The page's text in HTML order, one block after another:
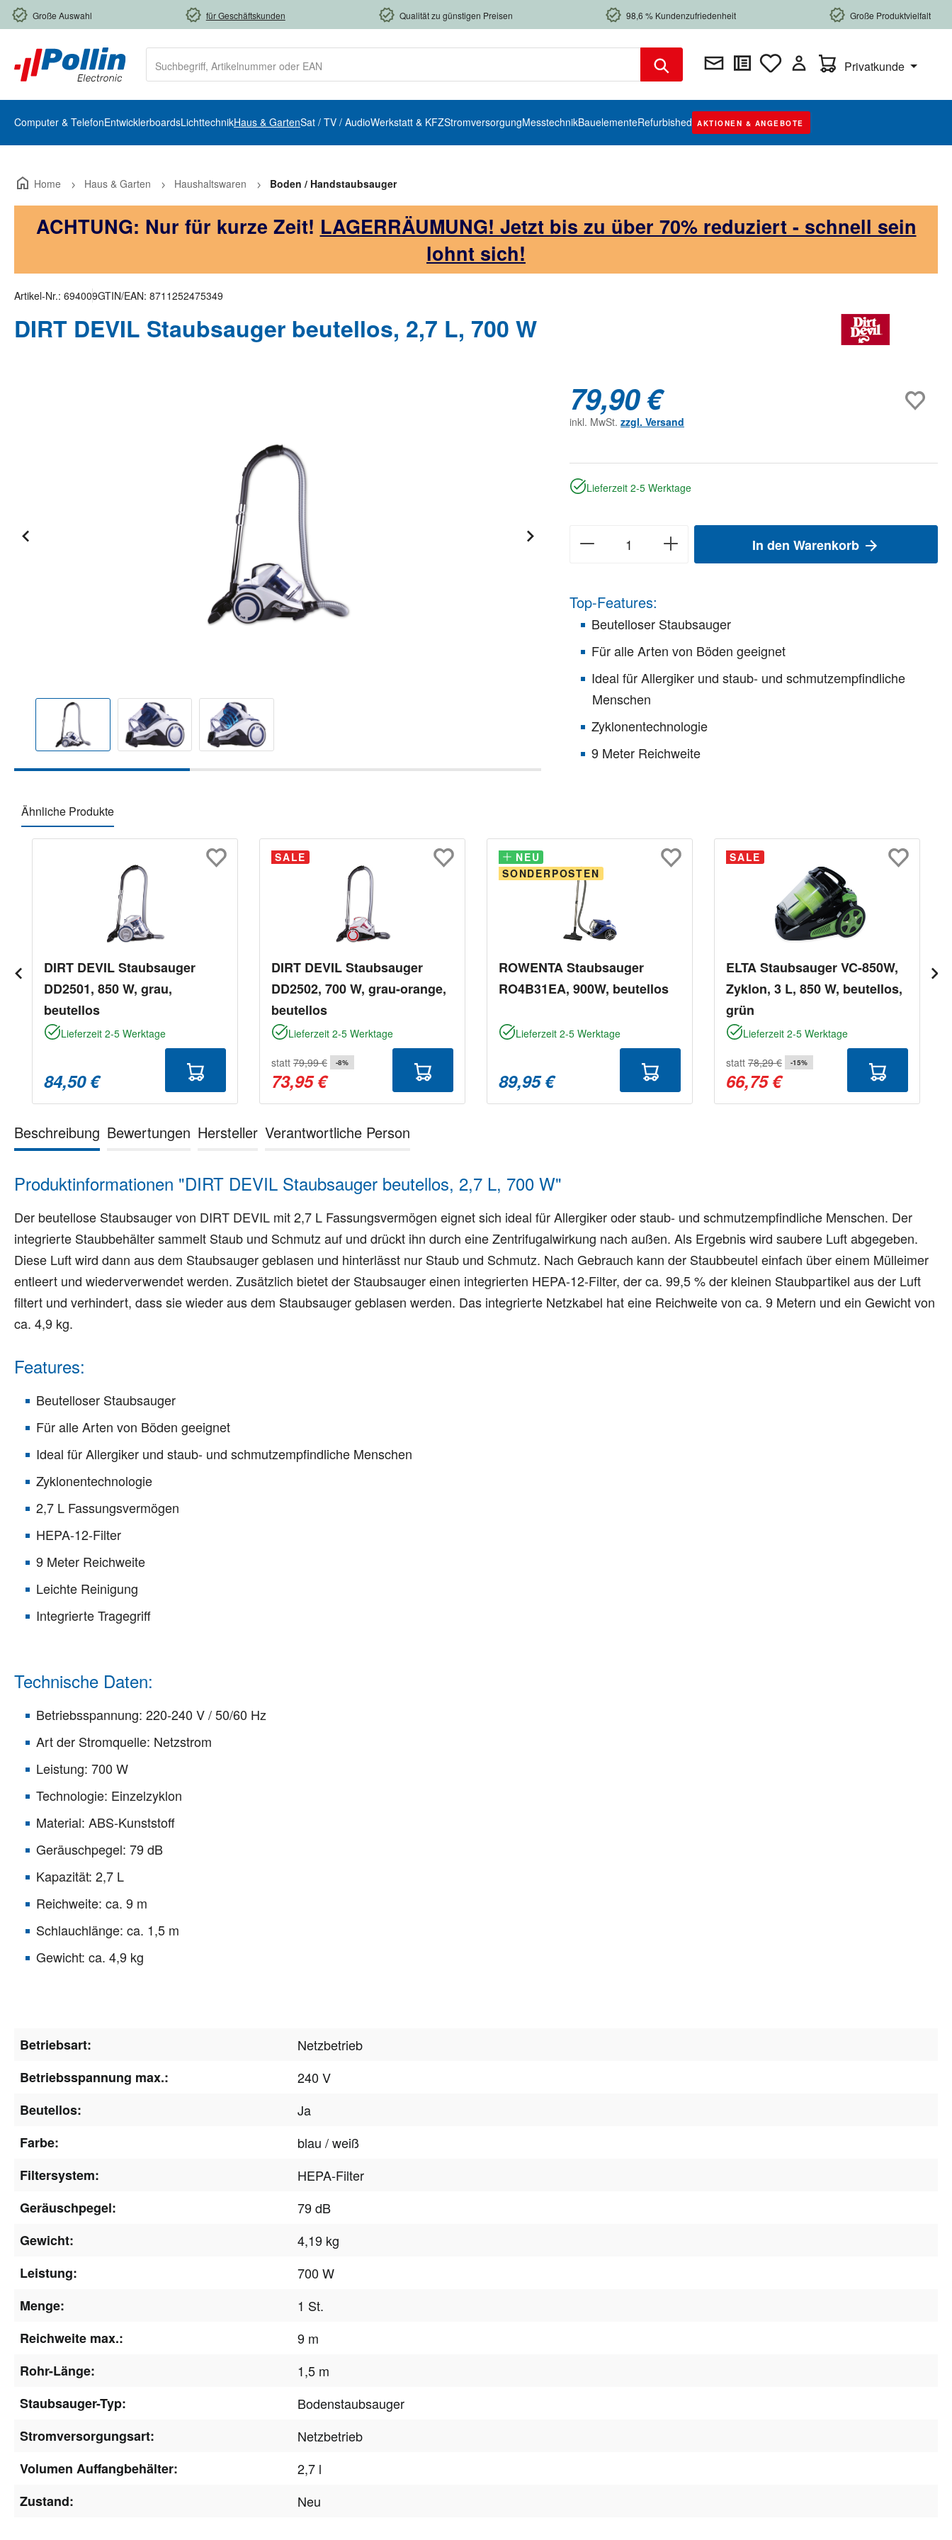
Hauptinhalt springen
Zur Suche springen
Zur Hauptnavigation springen
Große Auswahl für Geschäftskunden Qualität zu günstigen Preisen 98,6 % Kundenzufriedenheit Große Produktvielfalt
Warenkorb enthält 0
Privatkunde
Computer & TelefonEntwicklerboardsLichttechnikHaus & GartenSat / TV / AudioWerkstatt & KFZStromversorgungMesstechnikBauelementeRefurbished AKTIONEN & ANGEBOTE
Home Haus & Garten Haushaltswaren Boden / Handstaubsauger
ACHTUNG: Nur für kurze Zeit! LAGERRÄUMUNG! Jetzt bis zu über 70% reduziert - schnell sein
lohnt sich!
Artikel-Nr.: 694009GTIN/EAN: 8711252475349
DIRT DEVIL Staubsauger beutellos, 2,7 L, 700 W
79,90 €
inkl. MwSt. zzgl. Versand
Lieferzeit 2-5 Werktage
In den Warenkorb
Top-Features:
Beutelloser Staubsauger
Für alle Arten von Böden geeignet
Ideal für Allergiker und staub- und schmutzempfindliche
Menschen
Zyklonentechnologie
9 Meter Reichweite
Ähnliche Produkte
DIRT DEVIL Staubsauger
DD2501, 850 W, grau,
beutellos
Lieferzeit 2-5 Werktage
84,50 €
SALE
DIRT DEVIL Staubsauger
DD2502, 700 W, grau-orange,
beutellos
Lieferzeit 2-5 Werktage
statt 79,99 € -8%
73,95 €
NEU
SONDERPOSTEN
NEU
ROWENTA Staubsauger
RO4B31EA, 900W, beutellos
Lieferzeit 2-5 Werktage
89,95 €
SALE
ELTA Staubsauger VC-850W,
Zyklon, 3 L, 850 W, beutellos,
grün
Lieferzeit 2-5 Werktage
statt 78,29 € -15%
66,75 €
Beschreibung Bewertungen Hersteller Verantwortliche Person
Produktinformationen "DIRT DEVIL Staubsauger beutellos, 2,7 L, 700 W"
Der beutellose Staubsauger von DIRT DEVIL mit 2,7 L Fassungsvermögen eignet sich ideal für Allergiker oder staub- und schmutzempfindliche Menschen. Der
integrierte Staubbehälter sammelt Staub und Schmutz auf und drückt ihn durch eine Zentrifugalwirkung nach außen. Als Ergebnis wird saubere Luft abgegeben.
Diese Luft wird dann aus dem Staubsauger geblasen und hinterlässt nur Staub und Schmutz. Nach Gebrauch kann der Staubbeutel einfach über einem Mülleimer
entleert und wiederverwendet werden. Zusätzlich bietet der Staubsauger einen integrierten HEPA-12-Filter, der ca. 99,5 % der kleinen Staubpartikel aus der Luft
filtert und verhindert, dass sie wieder aus dem Staubsauger geblasen werden. Das integrierte Netzkabel hat eine Reichweite von ca. 9 Metern und ein Gewicht von
ca. 4,9 kg.
Features:
Beutelloser Staubsauger
Für alle Arten von Böden geeignet
Ideal für Allergiker und staub- und schmutzempfindliche Menschen
Zyklonentechnologie
2,7 L Fassungsvermögen
HEPA-12-Filter
9 Meter Reichweite
Leichte Reinigung
Integrierte Tragegriff
Technische Daten:
Betriebsspannung: 220-240 V / 50/60 Hz
Art der Stromquelle: Netzstrom
Leistung: 700 W
Technologie: Einzelzyklon
Material: ABS-Kunststoff
Geräuschpegel: 79 dB
Kapazität: 2,7 L
Reichweite: ca. 9 m
Schlauchlänge: ca. 1,5 m
Gewicht: ca. 4,9 kg
Betriebsart:
Netzbetrieb
Betriebsspannung max.:
240 V
Beutellos:
Ja
Farbe:
blau / weiß
Filtersystem:
HEPA-Filter
Geräuschpegel:
79 dB
Gewicht:
4,19 kg
Leistung:
700 W
Menge:
1 St.
Reichweite max.:
9 m
Rohr-Länge:
1,5 m
Staubsauger-Typ:
Bodenstaubsauger
Stromversorgungsart:
Netzbetrieb
Volumen Auffangbehälter:
2,7 l
Zustand:
Neu